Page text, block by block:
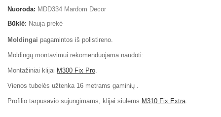
Nuoroda: MDD334 Mardom Decor
Būklė: Nauja prekė
Moldingai pagamintos iš polistireno.
Moldingų montavimui rekomenduojama naudoti:
Montažiniai klijai M300 Fix Pro.
Vienos tubelės užtenka 16 metrams gaminių .
Profilio tarpusavio sujungimams, klijai siūlėms M310 Fix Extra.